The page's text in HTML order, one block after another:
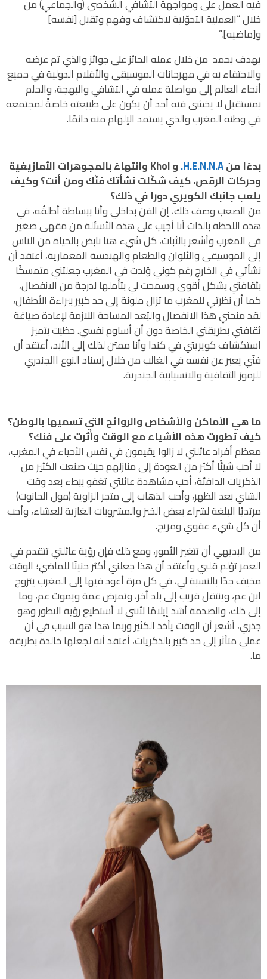
فيه العمل على ومواجهة التشافي الشخصي (والجماعي) من
خلال “العملية التحوّلية لاكتشاف وفهم وتقبل [نفسه]
و[ماضيه].”
يهدف بحمد من خلال عمله الحائز على جوائز والذي تم عرضه
والاحتفاء به في مهرجانات الموسيقى والأفلام الدولية في جميع
أنحاء العالم إلى مواصلة عمله في التشافي والبهجة، والحلم
بمستقبل لا يخشى فيه أحد أن يكون على طبيعته خاصةً لمجتمعه
في وطنه المغرب والذي يستمد الإلهام منه دائمًا.
بدءًا منH.E.N.N.A. و Khol وانتهاءً بالمجوهرات الأمازيغية
وحركات الرقص، كيف شكّلت نشأتك فنّك ومن أنت؟ وكيف
يلعب جانبك الكويري دورًا في ذلك؟
من الصعب وصف ذلك، إن الفن بداخلي وأنا ببساطة أطلقُه، في
هذه اللحظة بالذات أنا أجيب على هذه الأسئلة من مقهى صغير
في المغرب وأشعر بالثبات، كل شيء هنا نابض بالحياة من الناس
إلى الموسيقى والألوان والطعام والهندسة المعمارية، أعتقد أن
نشأتي في الخارج رغم كوني وُلدت في المغرب جعلتني متمسكًا
بثقافتي بشكل أقوى وسمحت لي بتأملها لدرجة من الانفصال،
كما أن نظرتي للمغرب ما تزال ملونة إلى حد كبير ببراءة الأطفال،
لقد منحني هذا الانفصال والبُعد المساحة اللازمة لإعادة صياغة
ثقافتي بطريقتي الخاصة دون أن أساوم نفسي. حظيت بتميز
استكشاف كويريتي في كندا وأنا ممتن لذلك إلى الأبد، أعتقد أن
فنّي يعبر عن نفسه في الغالب من خلال إسناد النوع االجندري
للرموز الثقافية والانسيابية الجندرية.
ما هي الأماكن والأشخاص والروائح التي تسميها بالوطن؟
كيف تطورت هذه الأشياء مع الوقت وأثرت على فنك؟
معظم أفراد عائلتي لا زالوا يقيمون في نفس الأحياء في المغرب،
لا أحب شيئًا أكثر من العودة إلى منازلهم حيث صنعت الكثير من
الذكريات الدافئة، أحب مشاهدة عائلتي تغفو ببطء بعد وقت
الشاي بعد الظهر، وأحب الذهاب إلى متجر الزاوية (مول الحانوت)
مرتديًا البلغة لشراء بعض الخبز والمشروبات الغازية للعشاء، وأحب
أن كل شيء عفوي ومريح.
من البديهي أن تتغير الأمور، ومع ذلك فإن رؤية عائلتي تتقدم في
العمر تؤلم قلبي وأعتقد أن هذا جعلني أكثر حنينًا للماضي؛ الوقت
مخيف جدًا بالنسبة لي، في كل مرة أعود فيها إلى المغرب يتزوج
ابن عم، وينتقل قريب إلى بلد آخر، وتمرض عمة ويموت عم، وما
إلى ذلك، والصدمة أشد إيلامًا لأنني لا أستطيع رؤية التطور وهو
جذري، أشعر أن الوقت يأخذ الكثير وربما هذا هو السبب في أن
عملي متأثر إلى حد كبير بالذكريات، أعتقد أنه لجعلها خالدة بطريقة
ما.